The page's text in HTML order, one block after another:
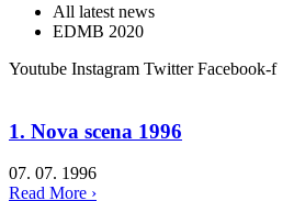
All latest news
EDMB 2020
Youtube Instagram Twitter Facebook-f
1. Nova scena 1996
07. 07. 1996
Read More ›